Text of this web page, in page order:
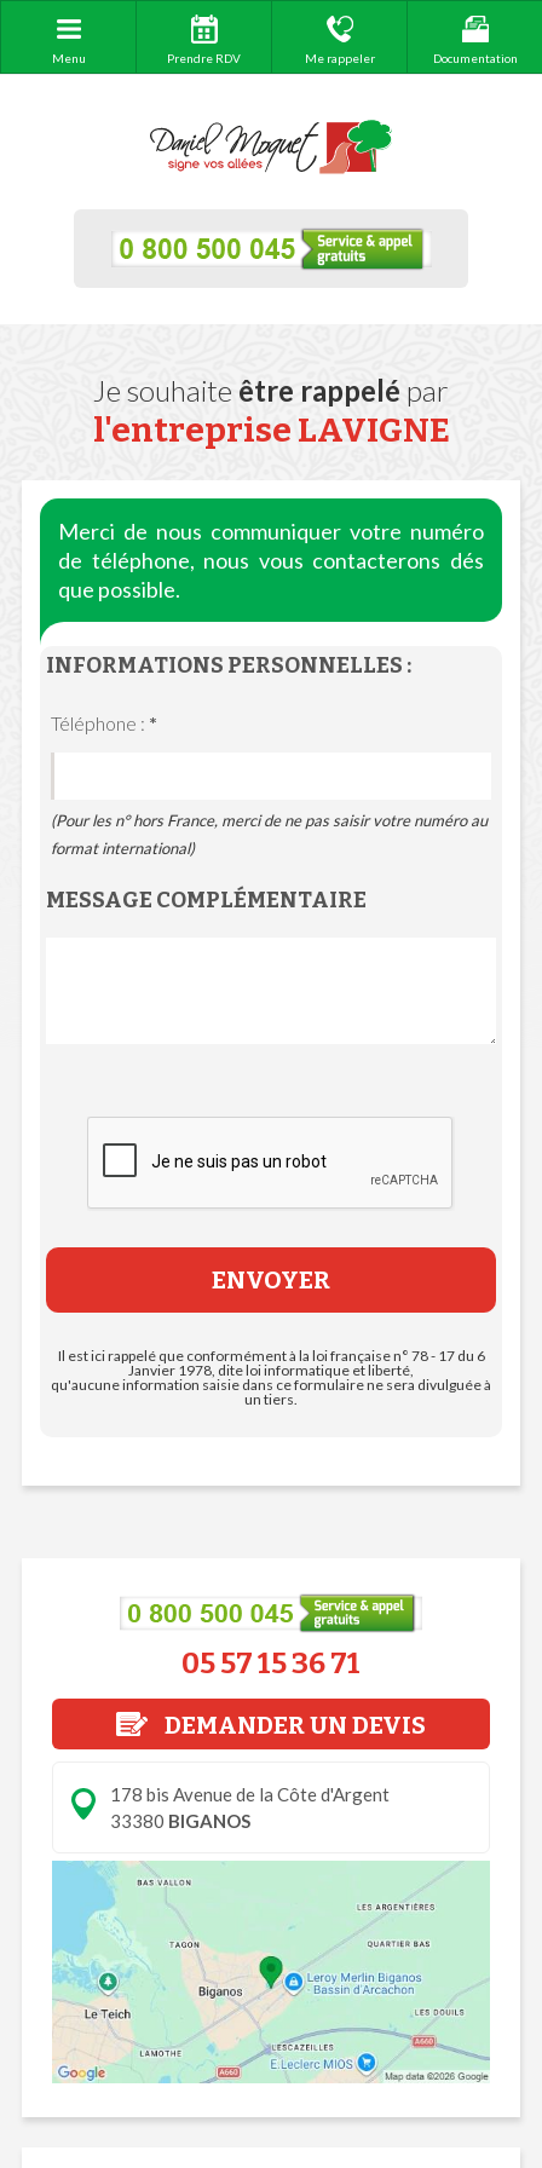
Menu Prendre RDV Me rappeler Documentation
Je souhaite être rappelé par
l'entreprise LAVIGNE
05 57 15 36 71
DEMANDER UN DEVIS
178 bis Avenue de la Côte d'Argent
33380 BIGANOS
Merci de nous communiquer votre numéro
de téléphone, nous vous contacterons dés
que possible.
INFORMATIONS PERSONNELLES :
Téléphone : *
(Pour les n° hors France, merci de ne pas saisir votre numéro au
format international)
MESSAGE COMPLÉMENTAIRE
Il est ici rappelé que conformément à la loi française n° 78 - 17 du 6
Janvier 1978, dite loi informatique et liberté,
qu'aucune information saisie dans ce formulaire ne sera divulguée à
un tiers.